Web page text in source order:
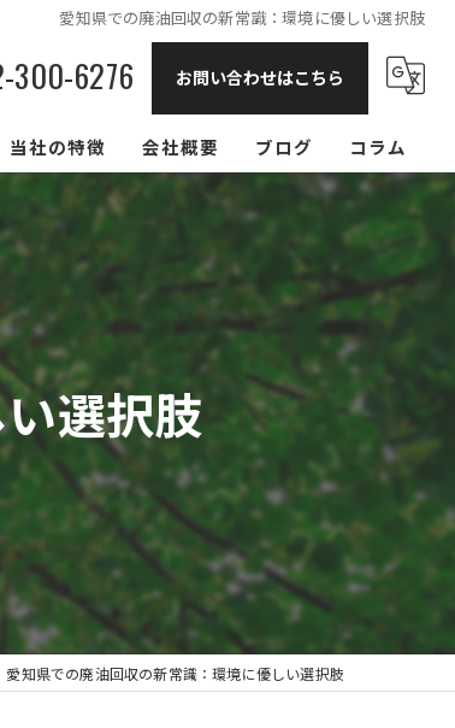
愛知県での廃油回収の新常識：環境に優しい選択肢
300-6276 お問い合わせはこちら
当社の特徴
リサイクル
回収
買取
大阪
会社概要 ブログ コラム
選択肢
愛知県での廃油回収の新常識：環境に優しい選択肢